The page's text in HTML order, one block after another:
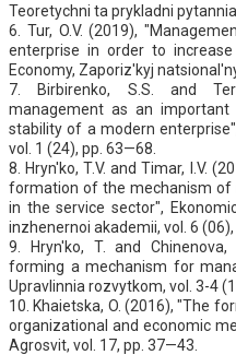
Teoretychni ta prykladni
6. Tur, O.V. (2019),
enterprise in order to
Economy, Zaporiz'kyj
7. Birbirenko, S.S. and
management as an
stability of a modern
vol. 1 (24), pp. 63—68.
8. Hryn'ko, T.V. and Timar, I.V.
formation of the mechanism
in the service sector",
inzhenernoi akademii, vol. 6 (06),
9. Hryn'ko, T. and
forming a mechanism for
Upravlinnia rozvytkom, vol. 3-4
10. Khaietska, O. (2016), "The
organizational and economic
Agrosvit, vol. 17, pp. 37—43.